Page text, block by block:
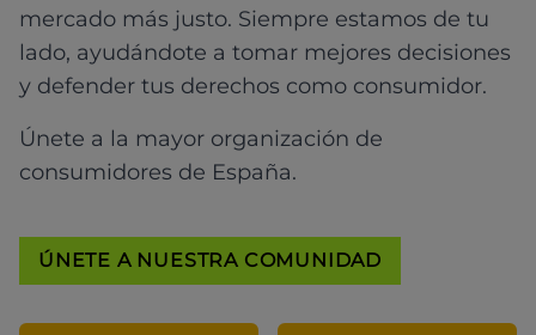
mercado más justo. Siempre estamos de tu
lado, ayudándote a tomar mejores decisiones
y defender tus derechos como consumidor.
Únete a la mayor organización de
consumidores de España.
ÚNETE A NUESTRA COMUNIDAD